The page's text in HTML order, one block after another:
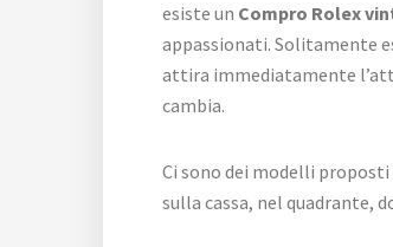
esiste un Compro Rolex
appassionati. Solitamente
attira immediatamente
cambia.
Ci sono dei modelli
sulla cassa, nel quadrante,